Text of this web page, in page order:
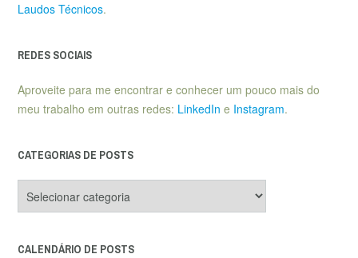
Laudos Técnicos.
REDES SOCIAIS
Aproveite para me encontrar e conhecer um pouco mais do
meu trabalho em outras redes: LinkedIn e Instagram.
CATEGORIAS DE POSTS
de
CALENDÁRIO DE POSTS